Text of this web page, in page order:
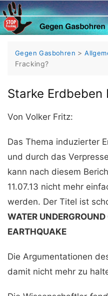
Skip
to
content
Gegen Gasbohren >
Fracking?
Starke Erdbeben
Von Volker Fritz:
Das Thema induzierter
und durch das
kann nach diesem
11.07.13 nicht mehr
werden. Der Titel ist
WATER
EARTHQUAKE
Die Argumentationen
damit nicht mehr zu